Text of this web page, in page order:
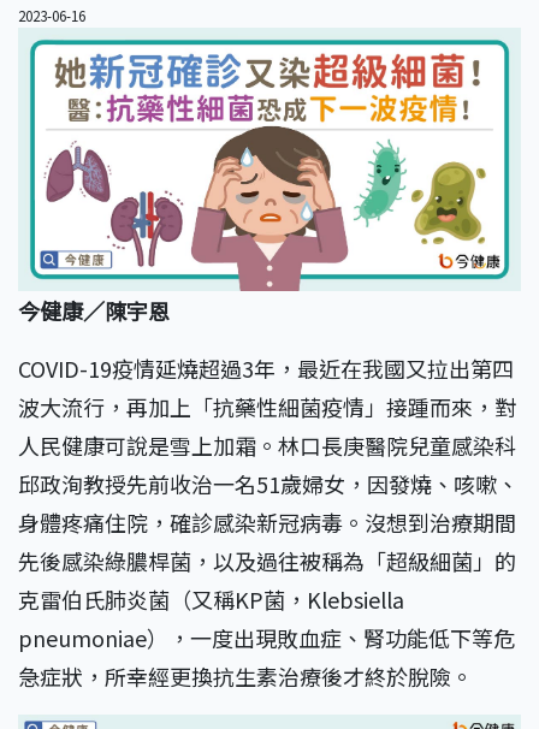
2023-06-16
今健康／陳宇恩
COVID-19疫情延燒超過3年，最近在我國又拉出第四
波大流行，再加上「抗藥性細菌疫情」接踵而來，對
人民健康可說是雪上加霜。林口長庚醫院兒童感染科
邱政洵教授先前收治一名51歲婦女，因發燒、咳嗽、
身體疼痛住院，確診感染新冠病毒。沒想到治療期間
先後感染綠膿桿菌，以及過往被稱為「超級細菌」的
克雷伯氏肺炎菌（又稱KP菌，Klebsiella
pneumoniae），一度出現敗血症、腎功能低下等危
急症狀，所幸經更換抗生素治療後才終於脫險。